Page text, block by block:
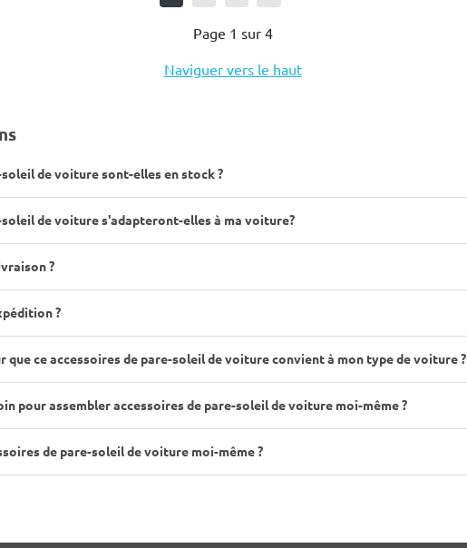
Page 1 sur 4
Naviguer vers le haut
de voiture sont-elles en stock ?
soleil de voiture s'adapteront-elles à ma voiture?
?
?
que ce accessoires de pare-soleil de voiture convient à mon type de voiture ?
pour assembler accessoires de pare-soleil de voiture moi-même ?
de pare-soleil de voiture moi-même ?